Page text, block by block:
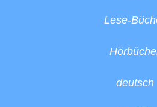
Lese-
deutsch